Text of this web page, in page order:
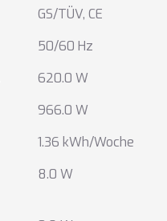
GS/TÜV, CE
50/60 Hz
620.0 W
966.0 W
1.36 kWh/Woche
8.0 W